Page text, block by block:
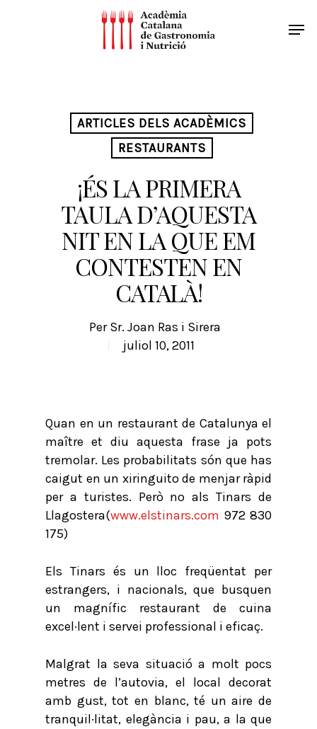
ARTICLES DELS ACADÈMICS
RESTAURANTS
¡ÉS LA PRIMERA
TAULA D’AQUESTA
NIT EN LA QUE EM
CONTESTEN EN
CATALÀ!
PerSr. Joan Ras i Sirera
juliol 10, 2011
Quan en un restaurant de Catalunya el
maître et diu aquesta frase ja pots
tremolar. Les probabilitats són que has
caigut en un xiringuito de menjar ràpid
per a turistes. Però no als Tinars de
Llagostera(www.elstinars.com 972 830
175)
Els Tinars és un lloc freqüentat per
estrangers, i nacionals, que busquen
un magnífic restaurant de cuina
excel·lent i servei professional i eficaç.
Malgrat la seva situació a molt pocs
metres de l’autovia, el local decorat
amb gust, tot en blanc, té un aire de
tranquil·litat, elegància i pau, a la que